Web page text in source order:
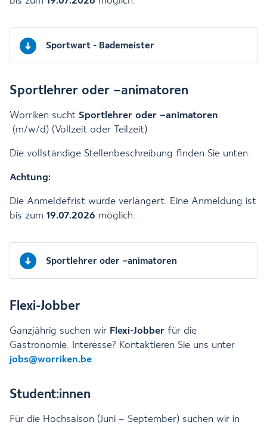
Sportwart - Bademeister
Sportlehrer oder –animatoren
Worriken sucht Sportlehrer oder –animatoren
(m/w/d) (Vollzeit oder Teilzeit)
Die vollständige Stellenbeschreibung finden Sie unten.
Achtung:
Die Anmeldefrist wurde verlängert. Eine Anmeldung ist
bis zum 19.07.2026 möglich.
Sportlehrer oder –animatoren
Flexi-Jobber
Ganzjährig suchen wir Flexi-Jobber für die
Gastronomie. Interesse? Kontaktieren Sie uns unter
jobs@worriken.be.
Student:innen
Für die Hochsaison (Juni – September) suchen wir in